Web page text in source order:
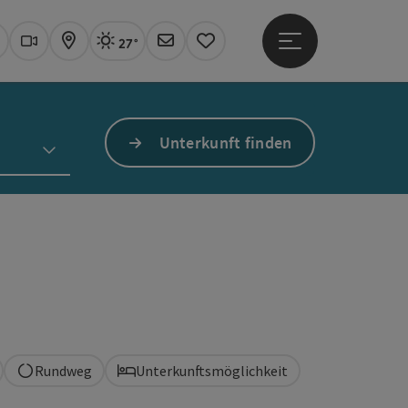
Webcams
KarteAktuelles Wetter Linz, sonnig
27°
Newsletter
Merkzettel
Hauptmenü öffnen
Unterkunft finden
Rundweg Unterkunftsmöglichkeit